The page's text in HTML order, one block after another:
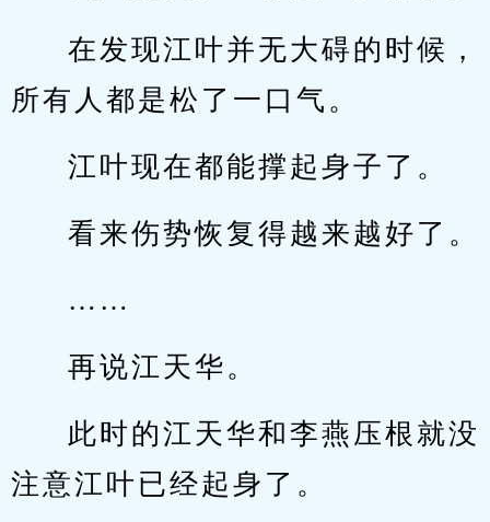
在发现江叶并无大碍的时候，
所有人都是松了一口气。
江叶现在都能撑起身子了。
看来伤势恢复得越来越好了。
……
再说江天华。
此时的江天华和李燕压根就没
注意江叶已经起身了。